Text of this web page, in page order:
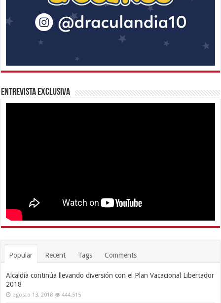
Entrevista Exclusiva
Popular Recent Tags Comments
Alcaldía continúa llevando diversión con el Plan Vacacional Libertador
2018
agosto 13, 2018 444,515